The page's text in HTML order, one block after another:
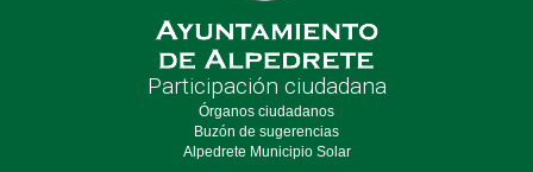
Participación ciudadana
Órganos ciudadanos
Buzón de sugerencias
Alpedrete Municipio Solar